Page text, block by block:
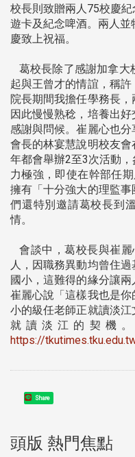
校長則致贈兩人75校慶
遊卡及紀念啤酒。兩人
慶致上祝福。
葛校長除了感謝加拿大
起與王曾才的情誼，稱
院長期間我擔任學務長
因此慢慢熟稔，培養出
感謝與問候。崔麗心也
會長的林宴慧說明校友
年都會舉辦2至3次活動
力極強，即使在幹部任
擁有「十分強大的理監
們還特別邀請葛校長到
情。
會談中，葛校長與崔
人，因職務異動均曾住
國小，這難得的緣分讓
崔麗心說「這樣我也是
小的級任老師正就讀淡
就讀淡江的契機
https://
Share
頭版 熱門焦點